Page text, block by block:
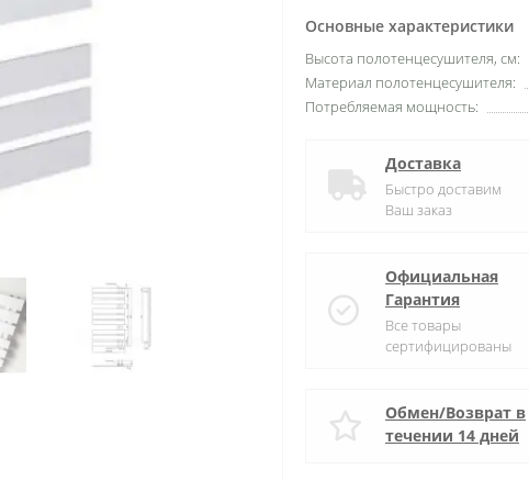
Основные характеристики
Высота полотенцесушителя, см:
Материал полотенцесушителя:
Потребляемая мощность:
Доставка
Быстро доставим
Ваш заказ
Официальная
Гарантия
Все товары
сертифицированы
Обмен/Возврат в
течении 14 дней